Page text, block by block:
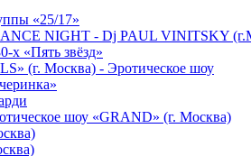
«25/17»
NIGHT - Dj PAUL VINITSKY
х «Пять звёзд»
(г. Москва) - Эротическое шоу
шоу «GRAND» (г. Москва)